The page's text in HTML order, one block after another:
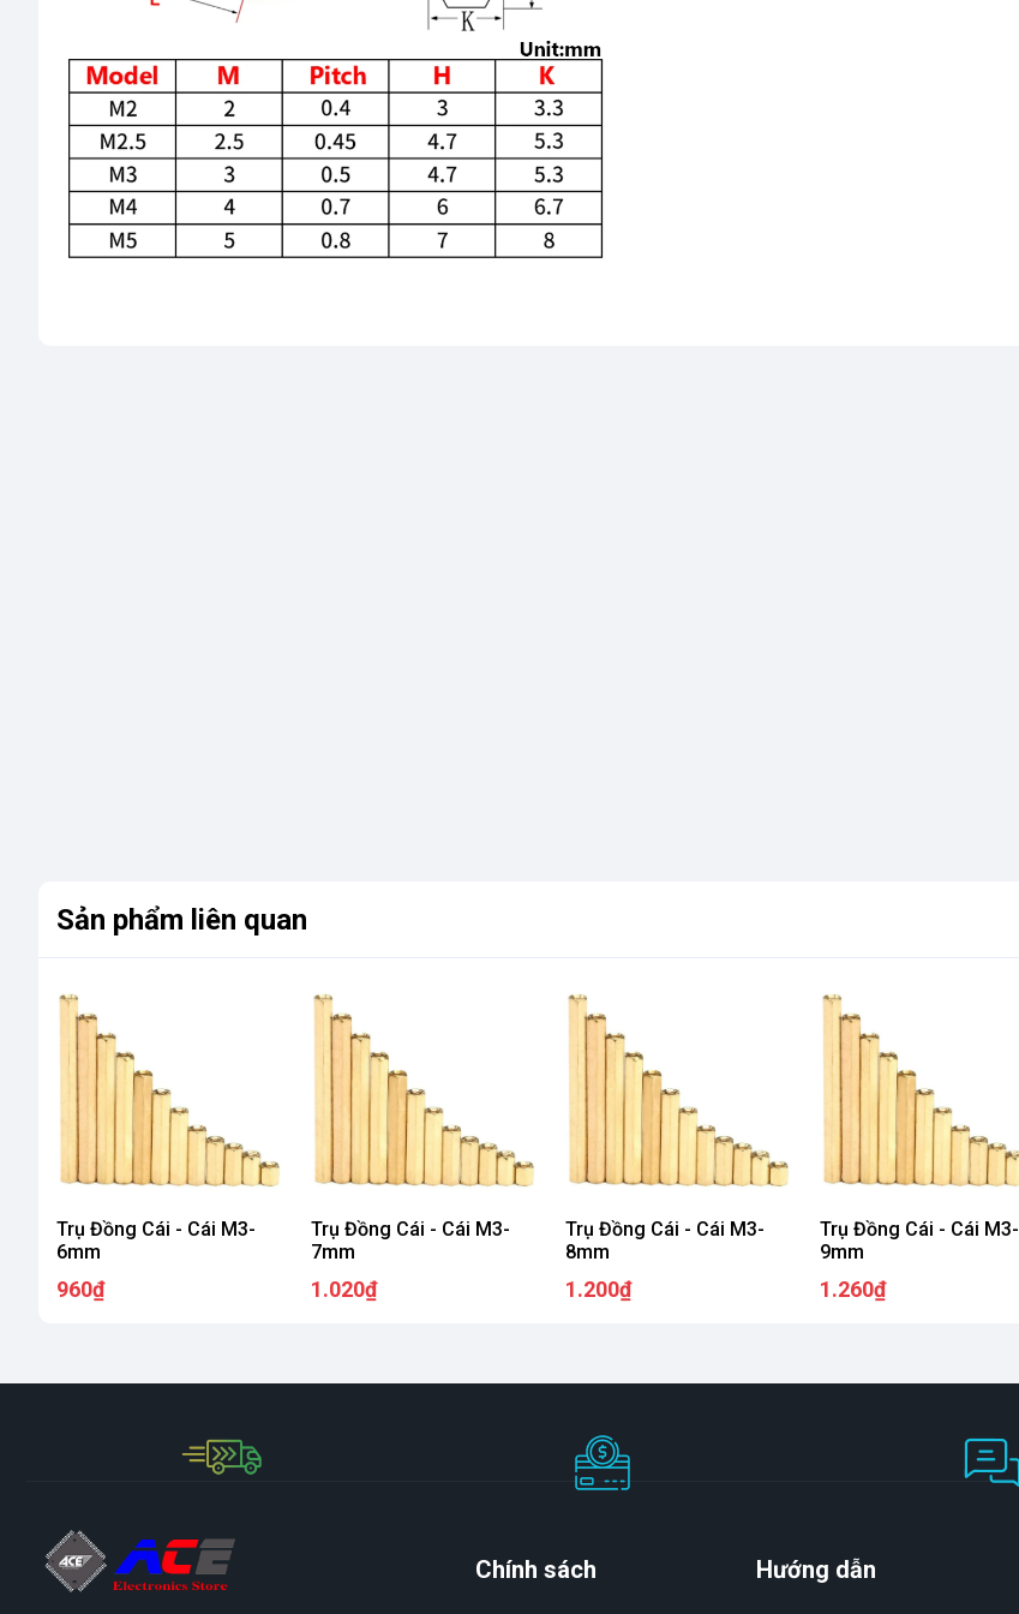
Sản phẩm liên quan
Trụ Đồng Cái - Cái M3-
6mm
960₫
Trụ Đồng Cái - Cái M3-
7mm
1.020₫
Trụ Đồng Cái - Cái M3-
8mm
1.200₫
Trụ Đồng Cái - Cái M3-
9mm
1.260₫
Chính sách Hướng dẫn